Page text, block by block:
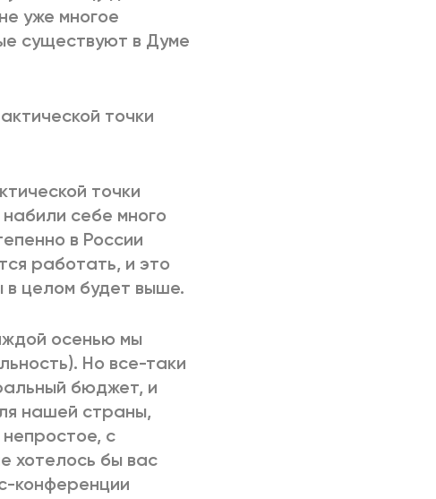
уже многое
существуют в Думе
точки
точки
себе много
в России
работать, и это
в целом будет выше.
осенью мы
Но все-таки
бюджет, и
нашей страны,
с
хотелось бы вас
конференции